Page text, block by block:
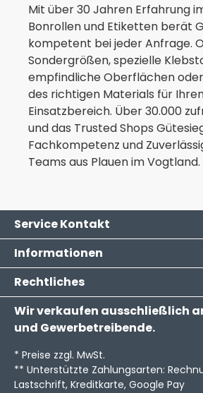
Mit über 30 Jahren Erfahrung
Bonrollen und Etiketten berät
kompetent bei jeder Anfrage.
Sondergrößen, spezielle
empfindliche Oberflächen
des richtigen Materials für
Einsatzbereich. Über 30.000
und das Trusted Shops
Fachkompetenz und
Teams aus Plauen im Vogtland.
Service Kontakt
Informationen
Rechtliches
Wir verkaufen ausschließlich
und Gewerbetreibende.
* Preise zzgl. MwSt.
** Unterstützte Zahlungsarten:
Lastschrift, Kreditkarte, Google Pay